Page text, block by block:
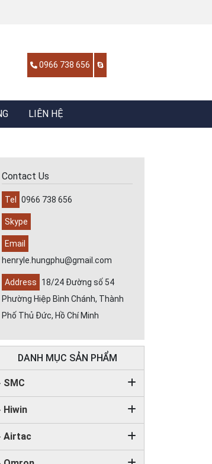
0966 738 656
LIÊN HỆ
Contact Us
Tel 0966 738 656
Skype
Email
henryle.hungphu@gmail.com
Address
18/24 Đường số 54
Phường Hiệp Bình Chánh, Thành
Phố Thủ Đức, Hồ Chí Minh
DANH MỤC SẢN PHẨM
SMC
Hiwin
Airtac